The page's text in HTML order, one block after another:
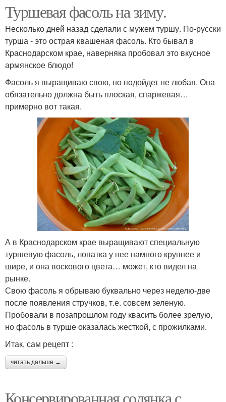
Туршевая фасоль на зиму.
Несколько дней назад сделали с мужем туршу. По-русски
турша - это острая квашеная фасоль. Кто бывал в
Краснодарском крае, наверняка пробовал это вкусное
армянское блюдо!
Фасоль я выращиваю свою, но подойдет не любая. Она
обязательно должна быть плоская, спаржевая…
примерно вот такая.
А в Краснодарском крае выращивают специальную
туршевую фасоль, лопатка у нее намного крупнее и
шире, и она воскового цвета… может, кто видел на
рынке.
Свою фасоль я обрываю буквально через неделю-две
после появления стручков, т.е. совсем зеленую.
Пробовали в позапрошлом году квасить более зрелую,
но фасоль в турше оказалась жесткой, с прожилками.
Итак, сам рецепт :
читать дальше →